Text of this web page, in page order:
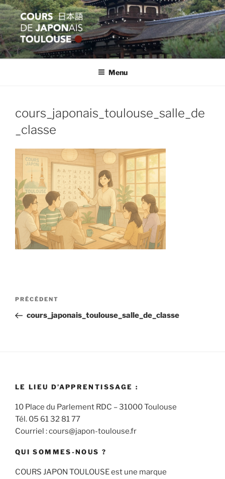
Aller
au
contenu
principal
COURS JAPON TOULOUSE
Apprentissage et formation en langue japonaise
Menu
cours_japonais_toulouse_salle_de
_classe
Navigation
l’article
Article
précédent
PRÉCÉDENT
cours_japonais_toulouse_salle_de_classe
LE LIEU D’APPRENTISSAGE :
10 Place du Parlement RDC – 31000 Toulouse
Tél. 05 61 32 81 77
Courriel : cours@japon-toulouse.fr
QUI SOMMES-NOUS ?
COURS JAPON TOULOUSE est une marque